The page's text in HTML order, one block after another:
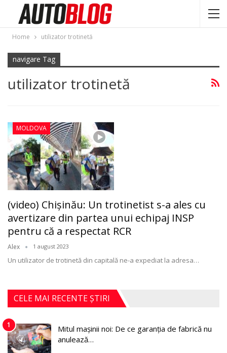
Home utilizator trotinetă
navigare Tag
utilizator trotinetă
MOLDOVA
(video) Chişinău: Un trotinetist s-a ales cu
avertizare din partea unui echipaj INSP
pentru că a respectat RCR
Alex 1 august 2023
Un utilizator de trotinetă din capitală ne-a expediat la adresa…
CELE MAI RECENTE ȘTIRI
1
Mitul mașinii noi: De ce garanția de fabrică nu
anulează…